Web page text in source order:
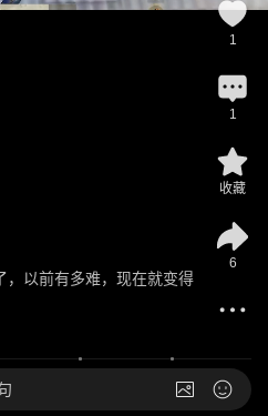
，以前有多难，现在就变得
1
1
收藏
6